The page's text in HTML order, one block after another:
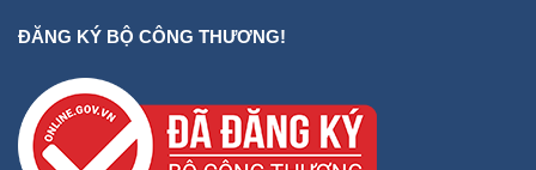
ĐĂNG KÝ BỘ CÔNG THƯƠNG!